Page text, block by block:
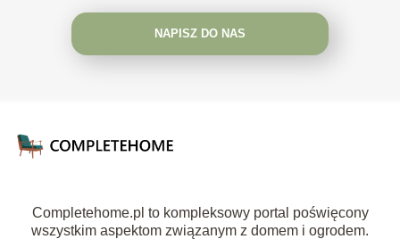
NAPISZ DO NAS
Completehome.pl to kompleksowy portal poświęcony
wszystkim aspektom związanym z domem i ogrodem.